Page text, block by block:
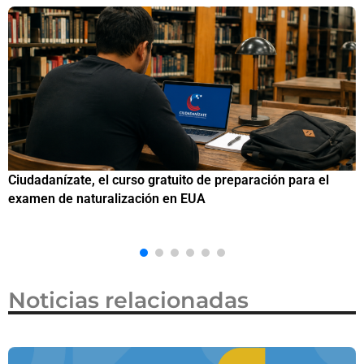
Si eres residente ingresa a Ciudadanízate, el curso gratuito
de preparación para el examen de naturalización en EUA
Noticias relacionadas